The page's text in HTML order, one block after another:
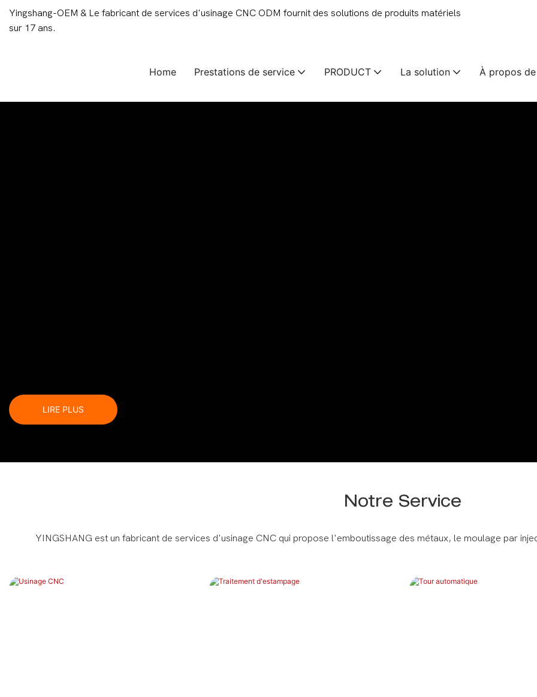
Yingshang-OEM & Le fabricant de services d'usinage CNC ODM fournit des solutions de produits matériels
sur 17 ans.
Home Prestations de service PRODUCT La solution À propos
LIRE PLUS
Notre Service
YINGSHANG est un fabricant de services d'usinage CNC qui propose l'emboutissage des métaux, le moulage par